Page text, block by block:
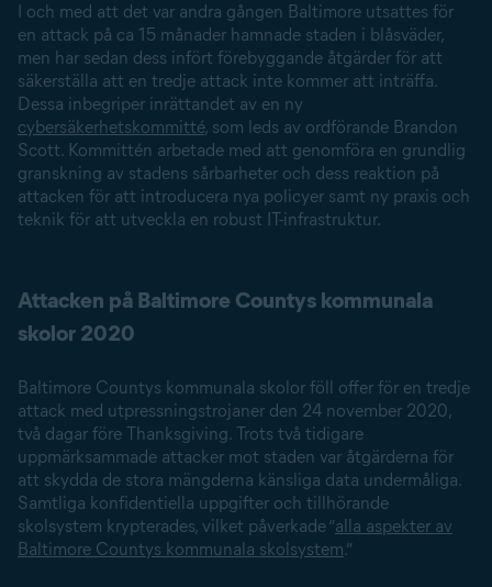
I och med att det var andra gången Baltimore utsattes för
en attack på ca 15 månader hamnade staden i blåsväder,
men har sedan dess infört förebyggande åtgärder för att
säkerställa att en tredje attack inte kommer att inträffa.
Dessa inbegriper inrättandet av en ny
cybersäkerhetskommitté, som leds av ordförande Brandon
Scott. Kommittén arbetade med att genomföra en grundlig
granskning av stadens sårbarheter och dess reaktion på
attacken för att introducera nya policyer samt ny praxis och
teknik för att utveckla en robust IT-infrastruktur.
Attacken på Baltimore Countys kommunala
skolor 2020
Baltimore Countys kommunala skolor föll offer för en tredje
attack med utpressnings­trojaner den 24 november 2020,
två dagar före Thanksgiving. Trots två tidigare
uppmärksammade attacker mot staden var åtgärderna för
att skydda de stora mängderna känsliga data undermåliga.
Samtliga konfidentiella uppgifter och tillhörande
skolsystem krypterades, vilket påverkade ”alla aspekter av
Baltimore Countys kommunala skolsystem.”